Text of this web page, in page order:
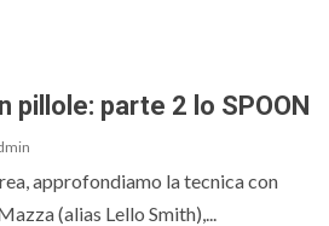
pillole: parte 2 lo SPOON
approfondiamo la tecnica con
(alias Lello Smith),...